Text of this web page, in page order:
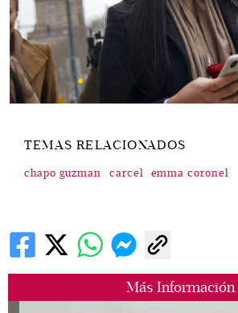
Más Información
TEMAS RELACIONADOS
chapo guzman carcel emma coronel